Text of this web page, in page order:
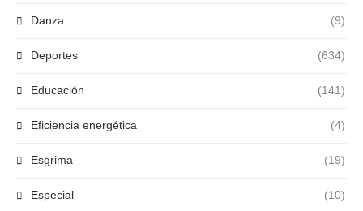
Danza (9)
Deportes (634)
Educación (141)
Eficiencia energética (4)
Esgrima (19)
Especial (10)